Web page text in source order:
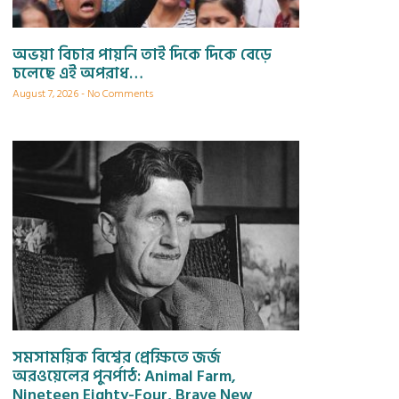
অভয়া বিচার পায়নি তাই দিকে দিকে বেড়ে
চলেছে এই অপরাধ…
August 7, 2026 No Comments
সমসাময়িক বিশ্বের প্রেক্ষিতে জর্জ
অরওয়েলের পুনর্পাঠ: Animal Farm,